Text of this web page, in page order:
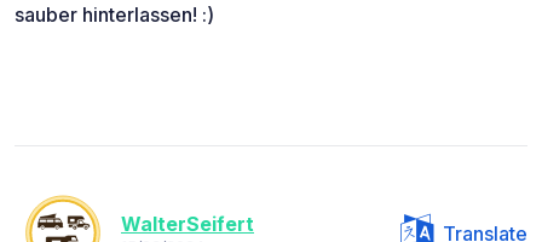
sauber hinterlassen! :)
WalterSeifert Translate